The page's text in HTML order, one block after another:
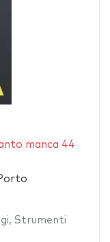
manca 44
, Strumenti